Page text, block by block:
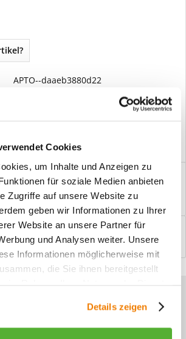
Cookies
um Inhalte und Anzeigen zu
für soziale Medien anbieten
Zugriffe auf unsere Website zu
geben wir Informationen zu Ihrer
Website an unsere Partner für
und Analysen weiter. Unsere
Informationen möglicherweise mit
die Sie ihnen bereitgestellt
Details zeigen
APTO--daaeb3880d22
am Bildschirm konfigurieren und
In wenigen...
schreiben und diskutieren...mehr
zu unseren